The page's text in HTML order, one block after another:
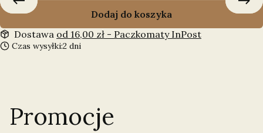
Dodaj do koszyka
Dostawa od 16,00 zł - Paczkomaty InPost
Czas wysyłki:2 dni
Promocje